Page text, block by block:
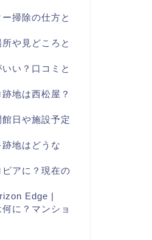
掃除の仕方と
や見どころと
い？口コミと
地は西松屋？
日や施設予定
地はどうな
アに？現在の
Edge |
に？マンショ